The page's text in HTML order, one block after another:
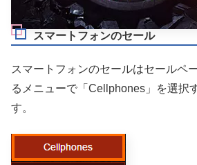
スマートフォンのセール
スマートフォンのセールはセールペ
るメニューで「Cellphones」を選択
す。